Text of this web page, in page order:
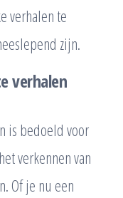
verhalen te
zijn.
verhalen
is bedoeld voor
verkennen van
Of je nu een